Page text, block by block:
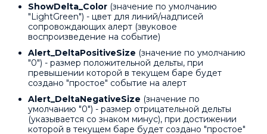
ShowDelta_Color (значение по умолчанию
"LightGreen") - цвет для линий/надписей
сопровождающих алерт (звуковое
воспроизведение на событие)
Alert_DeltaPositiveSize (значение по умолчанию
"0") - размер положительной дельты, при
превышении которой в текущем баре будет
создано "простое" событие на алерт
Alert_DeltaNegativeSize (значение по
умолчанию "0") - размер отрицательной дельты
(указывается со знаком минус), при достижении
которой в текущем баре будет создано "простое"